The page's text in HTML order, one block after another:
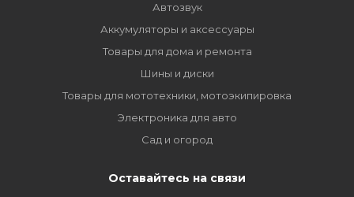
Автозвук
Аккумуляторы и аксессуары
Товары для дома и ремонта
Шины и диски
Товары для мототехники, мотоэкипировка
Электроника для авто
Сад и огород
Оставайтесь на связи